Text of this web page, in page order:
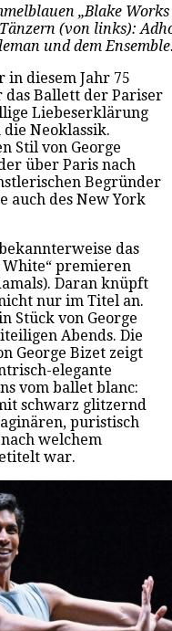
„Blake
(von links):
und dem
in diesem Jahr 75
Ballett der Pariser
Liebeserklärung
die Neoklassik.
Stil von George
über Paris nach
Begründer
auch des New York
das
White“ premieren
Daran knüpft
nur im Titel an.
Stück von George
Abends. Die
George Bizet zeigt
elegante
vom ballet blanc:
schwarz glitzernd
puristisch
welchem
war.